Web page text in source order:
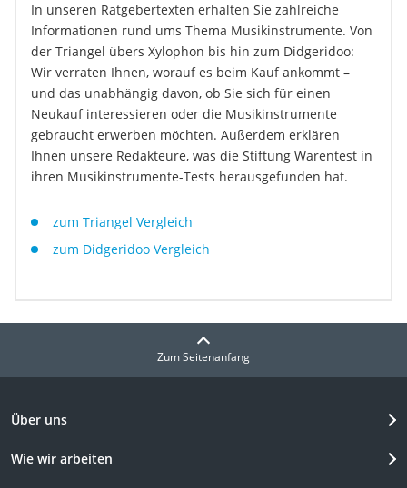
In unseren Ratgebertexten erhalten Sie zahlreiche
Informationen rund ums Thema Musikinstrumente. Von
der Triangel übers Xylophon bis hin zum Didgeridoo:
Wir verraten Ihnen, worauf es beim Kauf ankommt –
und das unabhängig davon, ob Sie sich für einen
Neukauf interessieren oder die Musikinstrumente
gebraucht erwerben möchten. Außerdem erklären
Ihnen unsere Redakteure, was die Stiftung Warentest in
ihren Musikinstrumente-Tests herausgefunden hat.
zum Triangel Vergleich
zum Didgeridoo Vergleich
Zum Seitenanfang
Über uns
Wie wir arbeiten